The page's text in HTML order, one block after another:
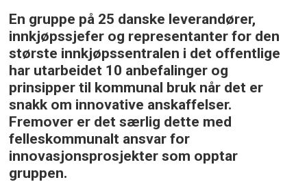
En gruppe på 25 danske leverandører,
innkjøpssjefer og representanter for den
største innkjøpssentralen i det offentlige
har utarbeidet 10 anbefalinger og
prinsipper til kommunal bruk når det er
snakk om innovative anskaffelser.
Fremover er det særlig dette med
felleskommunalt ansvar for
innovasjonsprosjekter som opptar
gruppen.